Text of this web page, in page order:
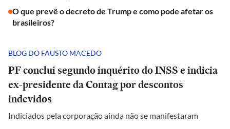
O que prevê o decreto de Trump e como pode afetar os
brasileiros?
BLOG DO FAUSTO MACEDO
PF conclui segundo inquérito do INSS e indicia
ex-presidente da Contag por descontos
indevidos
Indiciados pela corporação ainda não se manifestaram